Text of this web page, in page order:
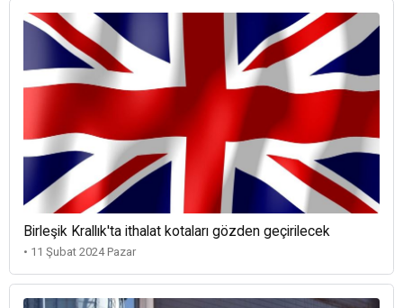
Birleşik Krallık'ta ithalat kotaları gözden geçirilecek
• 11 Şubat 2024 Pazar